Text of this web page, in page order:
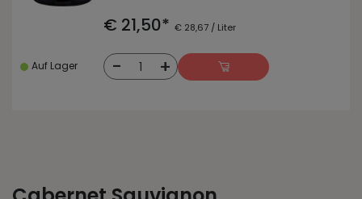
€ 21,50* € 28,67 / Liter
Auf Lager - 1 +